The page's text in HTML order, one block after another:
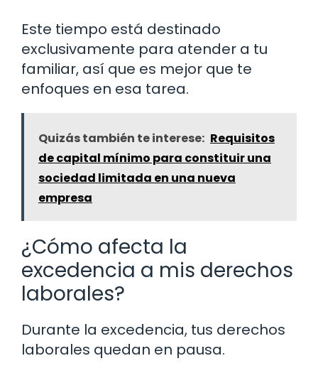
Este tiempo está destinado
exclusivamente para atender a tu
familiar, así que es mejor que te
enfoques en esa tarea.
Quizás también te interese: Requisitos
de capital mínimo para constituir una
sociedad limitada en una nueva
empresa
¿Cómo afecta la
excedencia a mis derechos
laborales?
Durante la excedencia, tus derechos
laborales quedan en pausa.